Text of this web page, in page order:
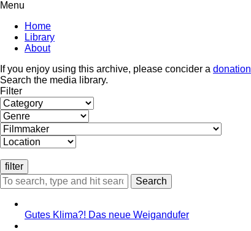
Menu
Home
Library
About
If you enjoy using this archive, please concider a donation
Search the media library.
Filter
Search
Gutes Klima?! Das neue Weigandufer